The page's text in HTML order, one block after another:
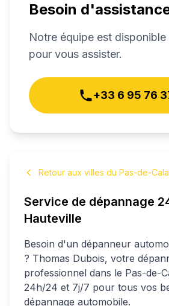
Besoin
Notre équipe est
pour vous assister.
+33 6 95 76
Retour aux villes du Pas-de-
Service de dépannage
Hauteville
Besoin d'un dépanneur
? Thomas Dubois, votre
professionnel dans le Pas-de-
24h/24 et 7j/7 pour tous vos
dépannage automobile.